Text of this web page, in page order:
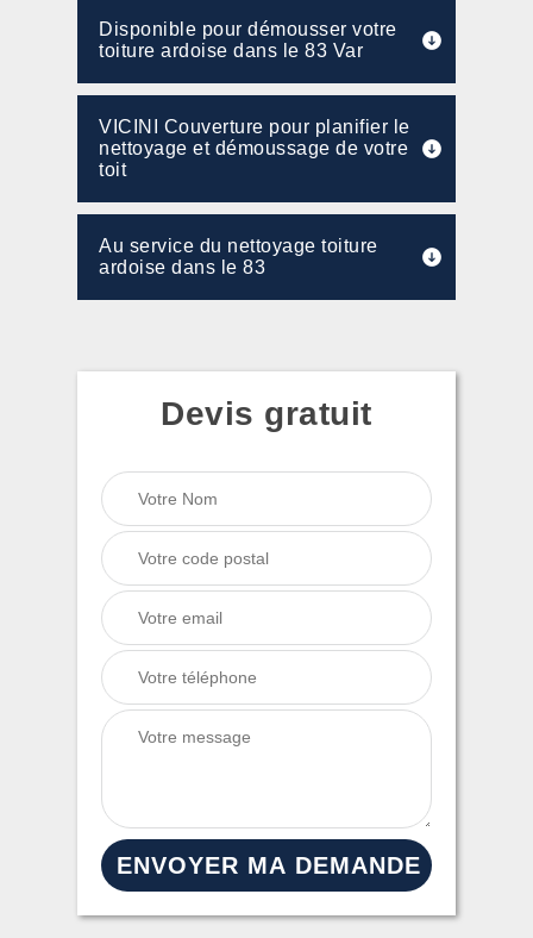
Disponible pour démousser votre
toiture ardoise dans le 83 Var
VICINI Couverture pour planifier le
nettoyage et démoussage de votre
toit
Au service du nettoyage toiture
ardoise dans le 83
Devis gratuit